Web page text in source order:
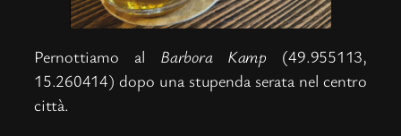
Pernottiamo al Barbora Kamp (49.955113,
15.260414) dopo una stupenda serata nel centro
città.